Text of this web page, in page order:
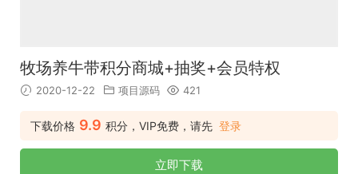
牧场养牛带积分商城+抽奖+会员特权
2020-12-22 项目源码 421
下载价格 9.9 积分，VIP免费，请先 登录
立即下载